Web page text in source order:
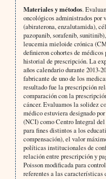
Materiales y métodos.
oncológicos administrados por
(abiraterona, enzalutamida),
pazopanib, sorafenib,
leucemia mieloide crónica
definieron cohortes de
historial de prescripción. La
años calendario durante 2013-
fabricante de uno de los
resultado fue la prescripción
comparación con la
cáncer. Evaluamos la solidez
médico estuviera designado
(NCI) como Centro Integral del
para fines distintos a los
compensación), el valor
políticas institucionales de
relación entre prescripción y
Poisson modificada para
referentes a las características